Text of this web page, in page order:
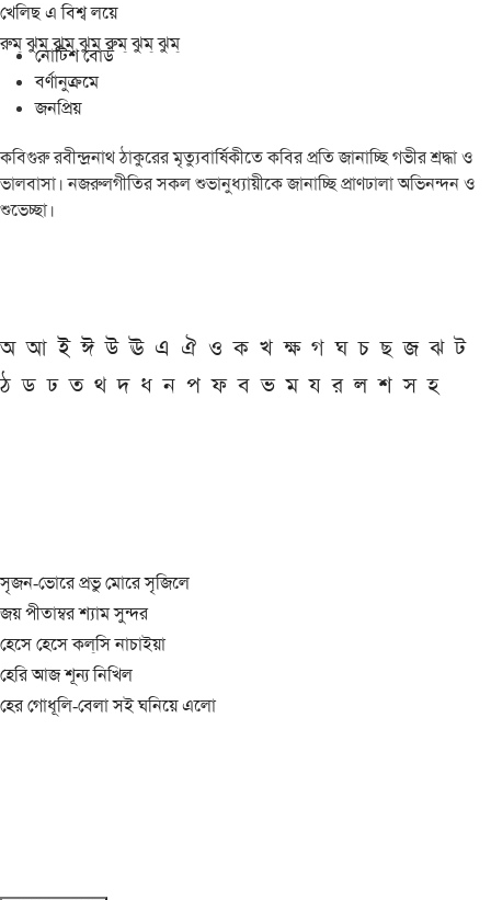
খেলিছ এ বিশ্ব লয়ে
রুম্ ঝুম্ ঝুম্ ঝুম্ রুম্ ঝুম্ ঝুম্
নোটিশ বোর্ড
বর্ণানুক্রমে
জনপ্রিয়
কবিগুরু রবীন্দ্রনাথ ঠাকুরের মৃত্যুবার্ষিকীতে কবির প্রতি জানাচ্ছি গভীর শ্রদ্ধা ও
ভালবাসা। নজরুলগীতির সকল শুভানুধ্যায়ীকে জানাচ্ছি প্রাণঢালা অভিনন্দন ও
শুভেচ্ছা।
অ আ ই ঈ উ ঊ এ ঐ ও ক খ ক্ষ গ ঘ চ ছ জ ঝ ট
ঠ ড ঢ ত থ দ ধ ন প ফ ব ভ ম য র ল শ স হ
সৃজন-ভোরে প্রভু মোরে সৃজিলে
জয় পীতাম্বর শ্যাম সুন্দর
হেসে হেসে কল্‌সি নাচাইয়া
হেরি আজ শূন্য নিখিল
হের গোধূলি-বেলা সই ঘনিয়ে এলো